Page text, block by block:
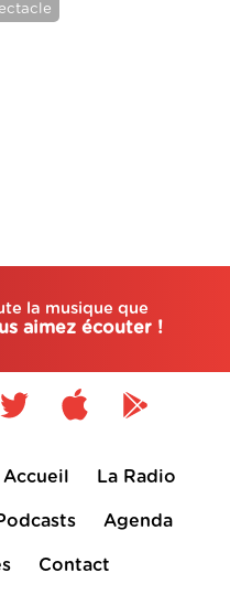
la musique que
aimez écouter !
Accueil La Radio
Agenda
Contact